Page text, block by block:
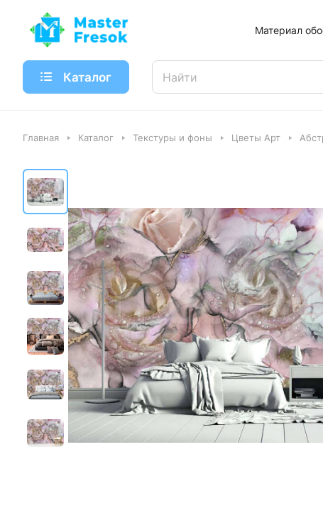
Материал
Каталог
Главная Каталог Текстуры и фоны Цветы Арт